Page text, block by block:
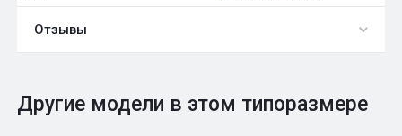
Отзывы
Общий рейтинг 0
Другие модели в этом типоразмере